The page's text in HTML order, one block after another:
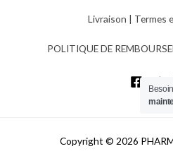
Livraison | Termes
POLITIQUE DE
Copyright © 2026